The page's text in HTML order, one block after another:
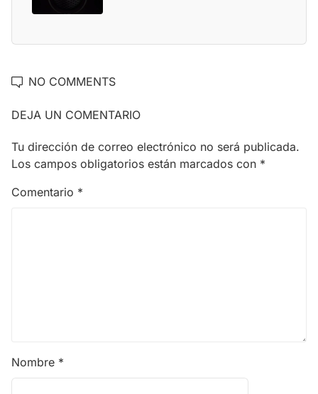
NO COMMENTS
DEJA UN COMENTARIO
Tu dirección de correo electrónico no será publicada.
Los campos obligatorios están marcados con *
Comentario *
Nombre *